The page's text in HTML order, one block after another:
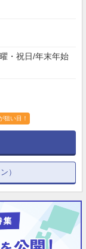
・祝日/年末年始
狙い目！
）